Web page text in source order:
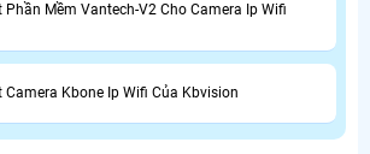
Phần Mềm Vantech-V2 Cho Camera Ip Wifi
Camera Kbone Ip Wifi Của Kbvision